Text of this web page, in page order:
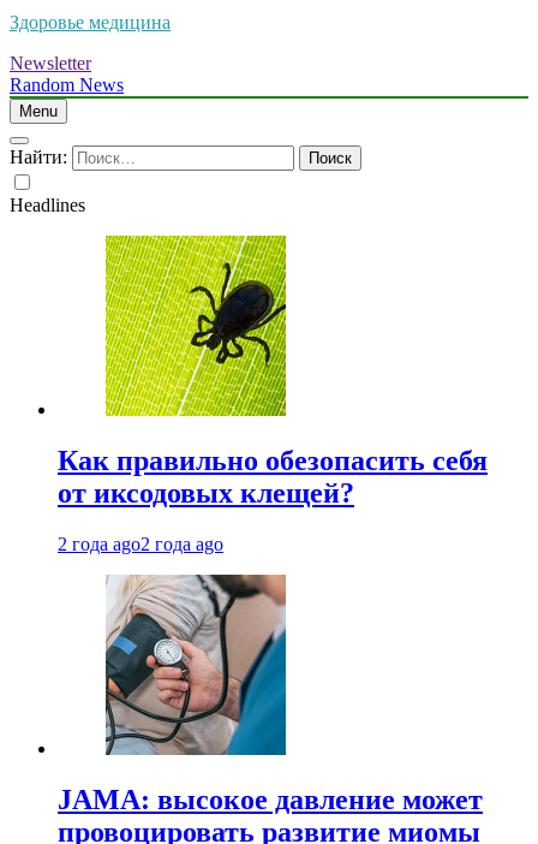
Здоровье медицина
Newsletter
Random News
Menu
Найти:
Headlines
Как правильно обезопасить себя
от иксодовых клещей?
2 года ago2 года ago
JAMA: высокое давление может
провоцировать развитие миомы